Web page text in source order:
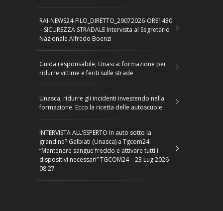
RAI-NEWS24-FILO_DIRETTO_29072026-ORE1430
– SICUREZZA STRADALE Intervista al Segretario
Nazionale Alfredo Boenzi
Guida responsabile, Unasca: formazione per
ridurre vittime e feriti sulle strade
Unasca, ridurre gli incidenti investendo nella
formazione. Ecco la ricetta delle autoscuole
INTERVISTA ALL’ESPERTO In auto sotto la
grandine? Galbiati (Unasca) a Tgcom24:
“Mantenere sangue freddo e attivare tutti i
dispositivi necessari” TGCOM24 – 23 Lug 2026 –
08:27